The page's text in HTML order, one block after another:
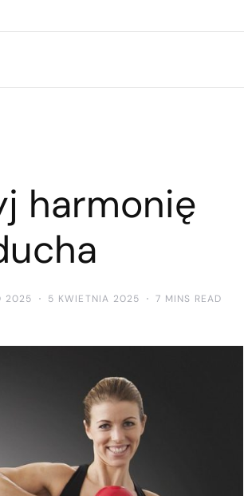
harmonię
2025 5 KWIETNIA 2025 7 MINS READ